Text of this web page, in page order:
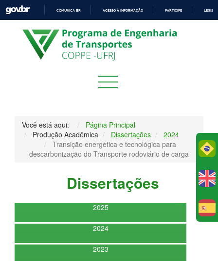
PARA
O
CONTEÚDO
COMUNICA BR ACESSO À INFORMAÇÃO PARTICIPE
Você está aqui:
Página Principal
Produção Acadêmica
Dissertações
2024
Transição energética e tecnológica para
descarbonização do Transporte rodoviário de carga
Dissertações
2025
2024
2023